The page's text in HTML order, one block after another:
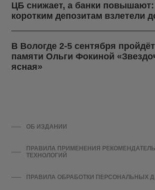
ЦБ снижает, а банки повышают:
коротким депозитам взлетели
В Вологде 2-5 сентября
памяти Ольги Фокиной
ясная»
ОБ ИЗДАНИИ
ПРАВИЛА ПРИМЕНЕНИЯ
ТЕХНОЛОГИЙ
ПРАВИЛА ОБРАБОТКИ ПЕРСОНАЛЬНЫХ